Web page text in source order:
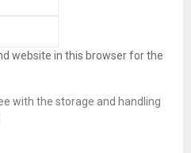
website in this browser for the
with the storage and handling